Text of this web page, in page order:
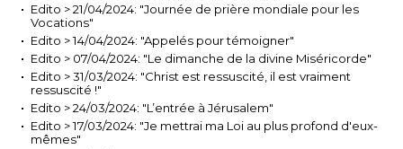
Edito > 21/04/2024: "Journée de prière mondiale pour les
Vocations"
Edito > 14/04/2024: "Appelés pour témoigner"
Edito > 07/04/2024: "Le dimanche de la divine Miséricorde"
Edito > 31/03/2024: "Christ est ressuscité, il est vraiment
ressuscité !"
Edito > 24/03/2024: "L’entrée à Jérusalem"
Edito > 17/03/2024: "Je mettrai ma Loi au plus profond d'eux-
mêmes"